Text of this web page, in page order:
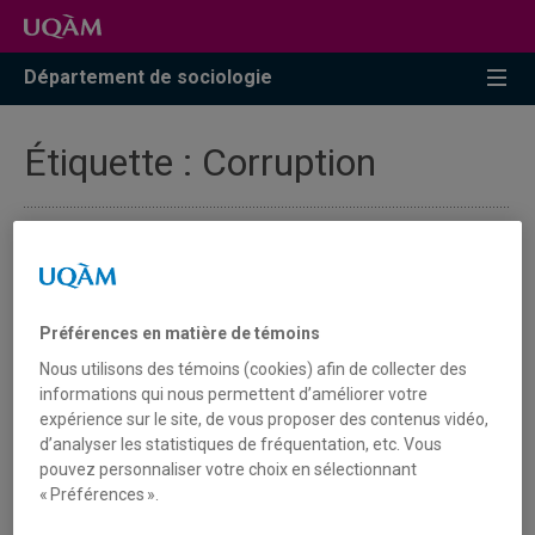
Accéder
recherche
Accéder
menu
pricipal
Accéder
zone
Département de sociologie
Étiquette : Corruption
Nouvelle projection Ciné-Socio en ce mois de février.
Dans le cadre du Mois de l'histoire des Noirs, Ciné-Socio
présente cejeudi 20 févrierle film « Apatrides » de
Michèle Stephenson. La projection sera suivie d’une
discussion avecAmín Pérez
(professeur au
département de sociologie, UQÀM).
Préférences en matière de témoins
Nous utilisons des témoins (cookies) afin de collecter des
informations qui nous permettent d’améliorer votre
expérience sur le site, de vous proposer des contenus vidéo,
d’analyser les statistiques de fréquentation, etc. Vous
pouvez personnaliser votre choix en sélectionnant
« Préférences ».